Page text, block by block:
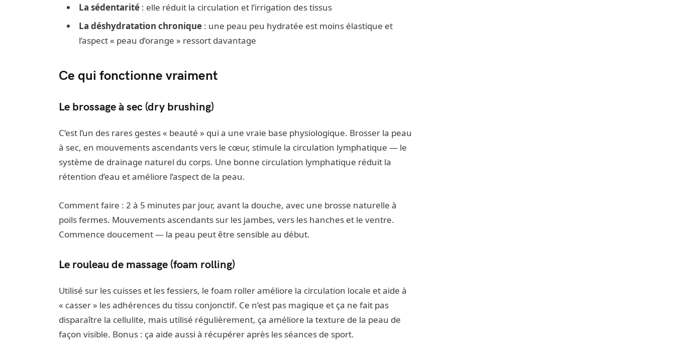
La sédentarité: elle réduit la circulation et l’irrigation des tissus
La déshydratation chronique: une peau peu hydratée est moins élastique et
l’aspect « peau d’orange » ressort davantage
Ce qui fonctionne vraiment
Le brossage à sec (dry brushing)
C’est l’un des rares gestes « beauté » qui a une vraie base physiologique. Brosser la peau
à sec, en mouvements ascendants vers le cœur, stimule la circulation lymphatique — le
système de drainage naturel du corps. Une bonne circulation lymphatique réduit la
rétention d’eau et améliore l’aspect de la peau.
Comment faire : 2 à 5 minutes par jour, avant la douche, avec une brosse naturelle à
poils fermes. Mouvements ascendants sur les jambes, vers les hanches et le ventre.
Commence doucement — la peau peut être sensible au début.
Le rouleau de massage (foam rolling)
Utilisé sur les cuisses et les fessiers, le foam roller améliore la circulation locale et aide à
« casser » les adhérences du tissu conjonctif. Ce n’est pas magique et ça ne fait pas
disparaître la cellulite, mais utilisé régulièrement, ça améliore la texture de la peau de
façon visible. Bonus : ça aide aussi à récupérer après les séances de sport.